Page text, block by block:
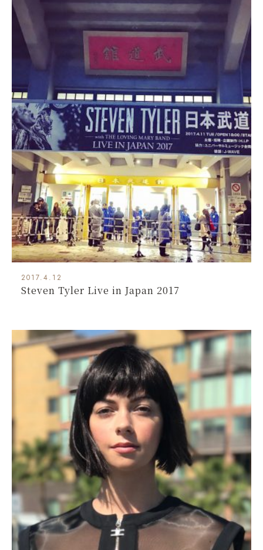
2017.4.12
Steven Tyler Live in Japan 2017